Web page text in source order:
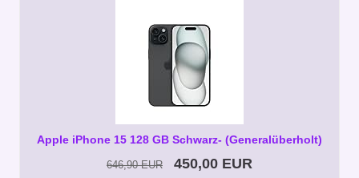
Apple iPhone 15 128 GB Schwarz- (Generalüberholt)
646,90 EUR 450,00 EUR